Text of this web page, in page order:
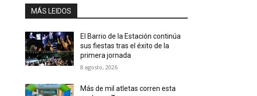
MÁS LEIDOS
El Barrio de la Estación continúa
sus fiestas tras el éxito de la
primera jornada
8 agosto, 2026
Más de mil atletas corren esta